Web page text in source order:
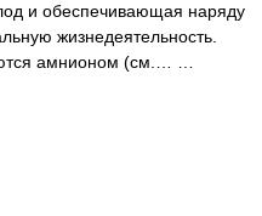
и обеспечивающая наряду
жизнедеятельность.
амнионом (см.… …